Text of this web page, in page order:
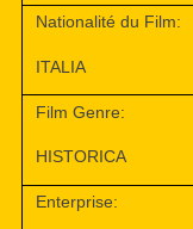
Nationalité du Film:
ITALIA
Film Genre:
HISTORICA
Enterprise: